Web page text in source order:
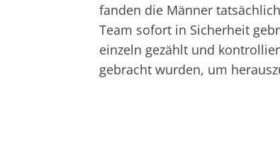
fanden die Männer
Team sofort in Sicherheit
einzeln gezählt und
gebracht wurden, um